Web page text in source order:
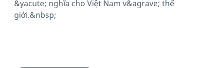
&yacute; nghĩa cho Việt Nam v&agrave; thế
giới.&nbsp;